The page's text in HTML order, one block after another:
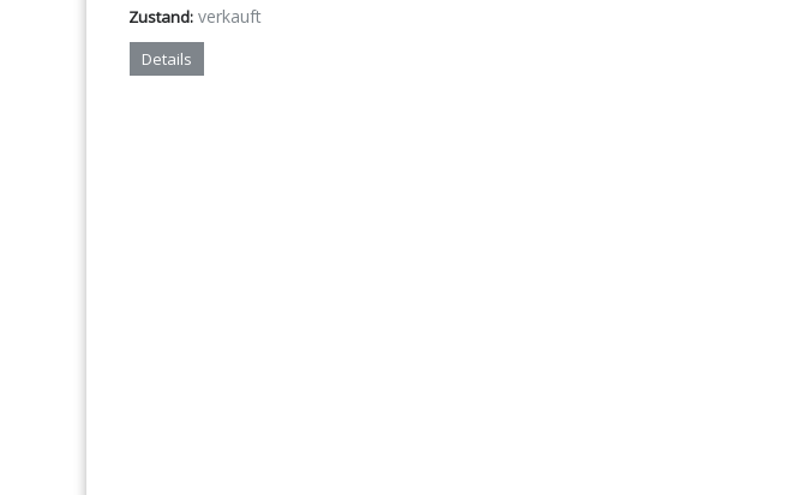
Zustand: verkauft
Details